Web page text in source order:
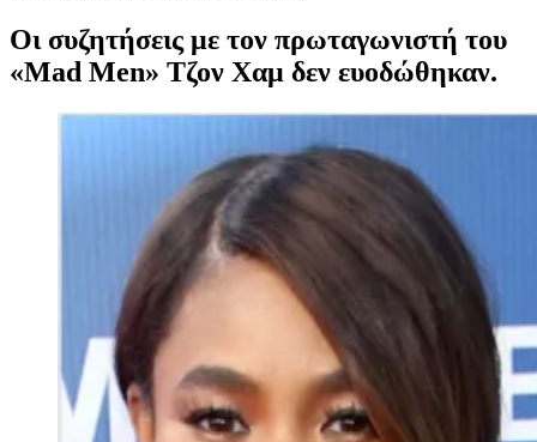
Οι συζητήσεις με τον πρωταγωνιστή του
«Mad Men» Τζον Χαμ δεν ευοδώθηκαν.